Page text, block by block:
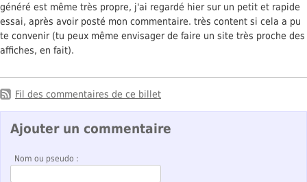
généré est même très propre, j'ai regardé hier sur un petit et rapide
essai, après avoir posté mon commentaire. très content si cela a pu
te convenir (tu peux même envisager de faire un site très proche des
affiches, en fait).
Fil des commentaires de ce billet
Ajouter un commentaire
Nom ou pseudo :